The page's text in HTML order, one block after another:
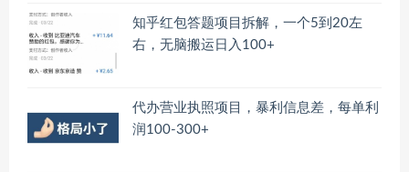
知乎红包答题项目拆解，一个5到20左
右，无脑搬运日入100+
代办营业执照项目，暴利信息差，每单利
润100-300+